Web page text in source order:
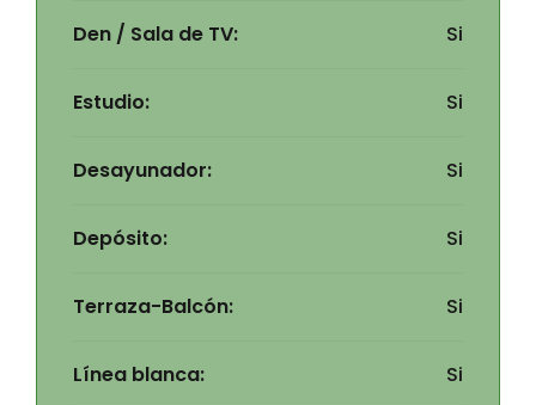
Den / Sala de TV: Si
Estudio: Si
Desayunador: Si
Depósito: Si
Terraza-Balcón: Si
Línea blanca: Si